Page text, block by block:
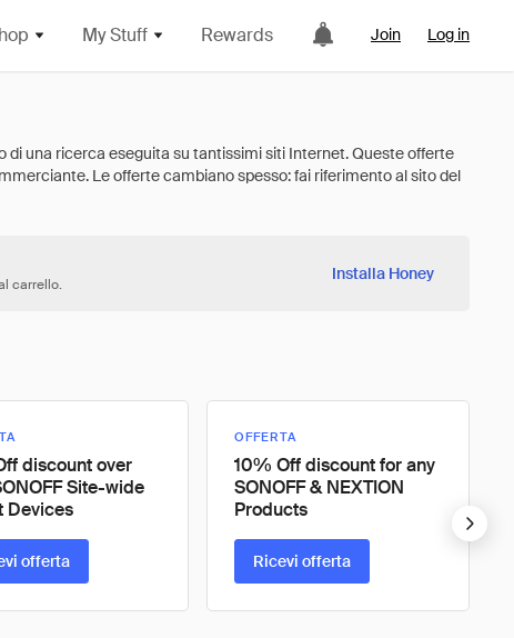
My Stuff Rewards Join Log in
carrello.
Installa Honey
discount over
Site-wide
Devices
offerta
OFFERTA
10% Off discount for any
SONOFF & NEXTION
Products
Ricevi offerta